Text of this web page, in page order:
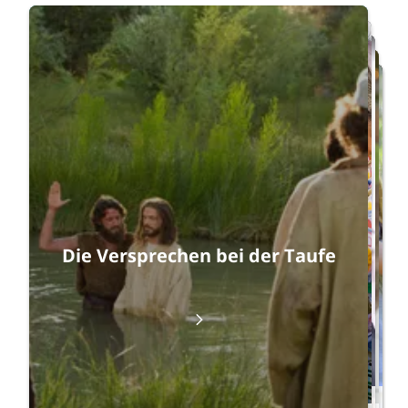
Die Versprechen bei der Taufe
Nochmal von vorn